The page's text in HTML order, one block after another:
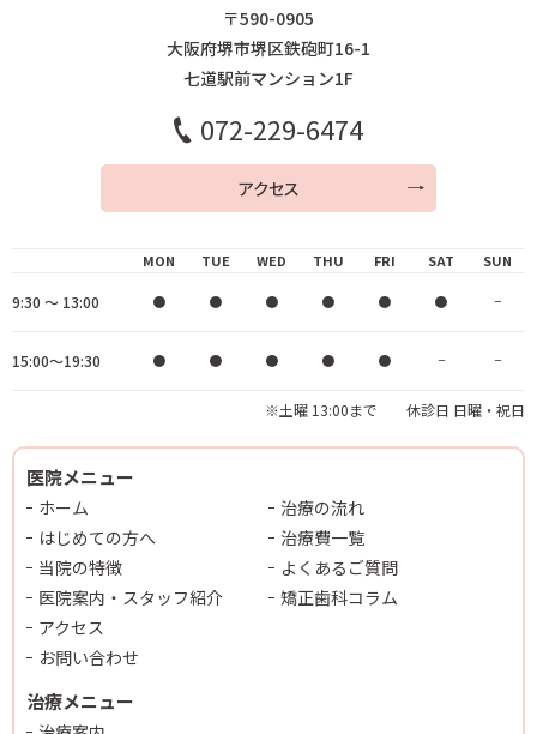
〒590-0905
大阪府堺市堺区鉄砲町16-1
七道駅前マンション1F
072-229-6474
アクセス
MON TUE WED THU FRI SAT SUN
※土曜 13:00まで 休診日 日曜・祝日
9:30 ～ 13:00 ● ● ● ● ● ● −
15:00～19:30 ● ● ● ● ● − −
医院メニュー
ホーム
はじめての方へ
当院の特徴
医院案内・スタッフ紹介
治療の流れ
治療費一覧
よくあるご質問
矯正歯科コラム
アクセス
お問い合わせ
治療メニュー